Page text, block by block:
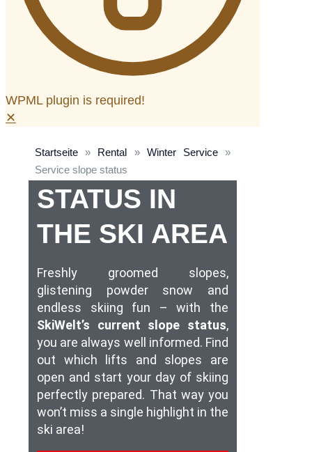
WPML plugin is required!
✕
THE SLOPE
STATUS IN
THE SKI AREA
Freshly groomed slopes,
glistening powder snow and
endless skiing fun – with the
SkiWelt’s current slope status,
you are always well informed. Find
out which lifts and slopes are
open and start your day of skiing
perfectly prepared. That way you
won’t miss a single highlight in the
ski area!
Startseite» Rental » Winter Service»
Service slope status